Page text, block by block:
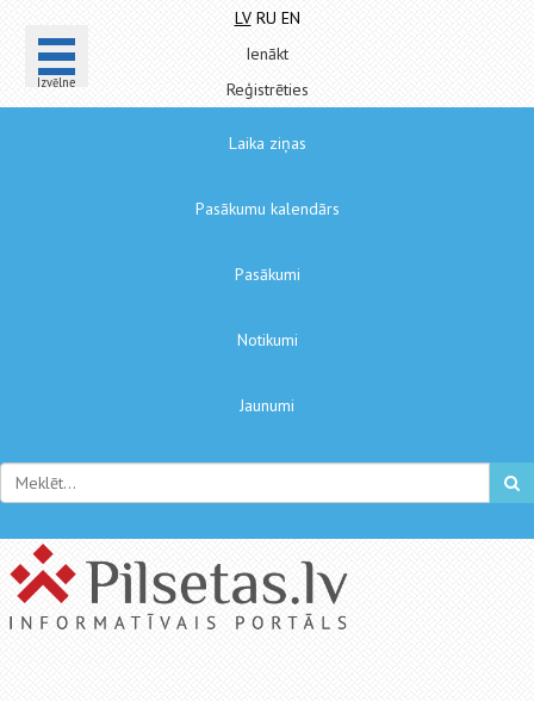
Izvēlne
LV RU EN
Ienākt
Reģistrēties
Laika ziņas
Pasākumu kalendārs
Pasākumi
Notikumi
Jaunumi